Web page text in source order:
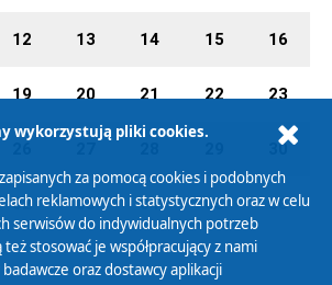
12 13 14 15 16
19 20 21 22 23
30
02 03 04 05 06
wykorzystują pliki cookies.
za pomocą cookies i podobnych
reklamowych i statystycznych oraz w celu
serwisów do indywidualnych potrzeb
stosować je współpracujący z nami
oraz dostawcy aplikacji